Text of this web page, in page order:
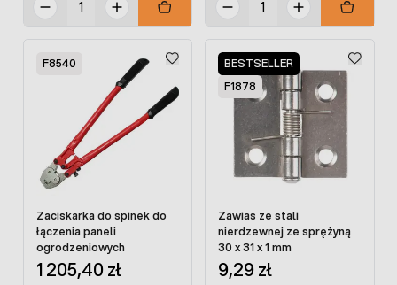
F8540
Zaciskarka do spinek do
łączenia paneli
ogrodzeniowych
1 205,40 zł
BESTSELLER
F1878
Zawias ze stali
nierdzewnej ze sprężyną
30 x 31 x 1 mm
9,29 zł